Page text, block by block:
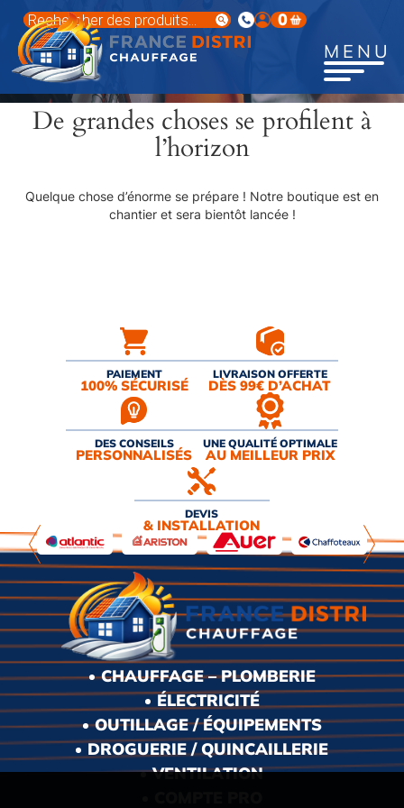
contenu
principal
Recherche
de
produits
0
MENU
De grandes choses se profilent à
l’horizon
Quelque chose d’énorme se prépare ! Notre boutique est en
chantier et sera bientôt lancée !
PAIEMENT
100% SÉCURISÉ
LIVRAISON OFFERTE
DÈS 99€ D’ACHAT
DES CONSEILS
PERSONNALISÉS
UNE QUALITÉ OPTIMALE
AU MEILLEUR PRIX
DEVIS
& INSTALLATION
CHAUFFAGE – PLOMBERIE
ÉLECTRICITÉ
OUTILLAGE / ÉQUIPEMENTS
DROGUERIE / QUINCAILLERIE
VENTILATION